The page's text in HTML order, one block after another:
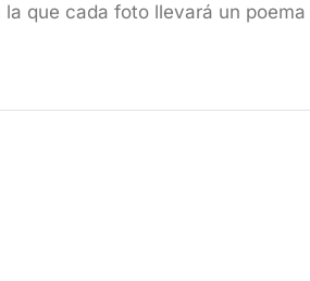
que cada foto llevará un